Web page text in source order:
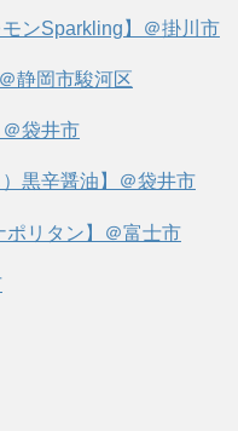
ンSparkling】＠掛川市
静岡市駿河区
袋井市
黒辛醤油】＠袋井市
リタン】＠富士市